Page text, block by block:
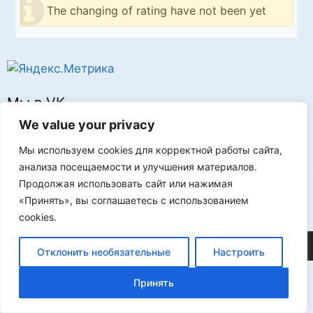
We value your privacy
Мы используем cookies для корректной работы сайта,
анализа посещаемости и улучшения материалов.
Продолжая использовать сайт или нажимая
«Принять», вы соглашаетесь с использованием
cookies.
Отклонить необязательные Настроить
Принять
The changing of rating have not been yet
Мы в VK
Реклама